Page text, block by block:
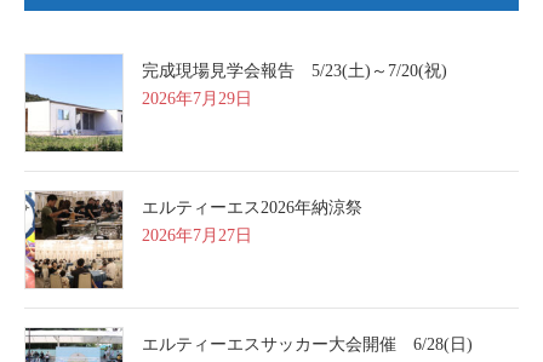
完成現場見学会報告 5/23(土)～7/20(祝)
2026年7月29日
エルティーエス2026年納涼祭
2026年7月27日
エルティーエスサッカー大会開催 6/28(日)